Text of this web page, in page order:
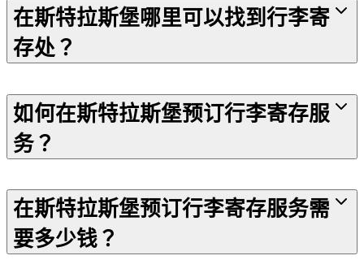
在斯特拉斯堡哪里可以找到行李寄
存处？
如何在斯特拉斯堡预订行李寄存服
务？
在斯特拉斯堡预订行李寄存服务需
要多少钱？